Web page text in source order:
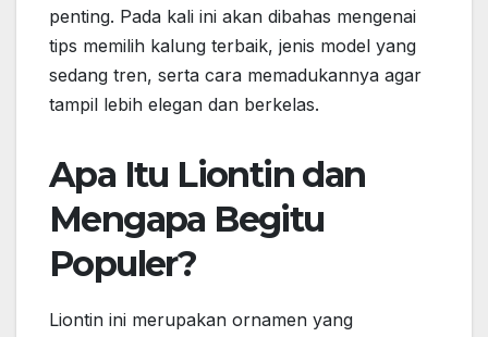
penting. Pada kali ini akan dibahas mengenai
tips memilih kalung terbaik, jenis model yang
sedang tren, serta cara memadukannya agar
tampil lebih elegan dan berkelas.
Apa Itu Liontin dan
Mengapa Begitu
Populer?
Liontin ini merupakan ornamen yang